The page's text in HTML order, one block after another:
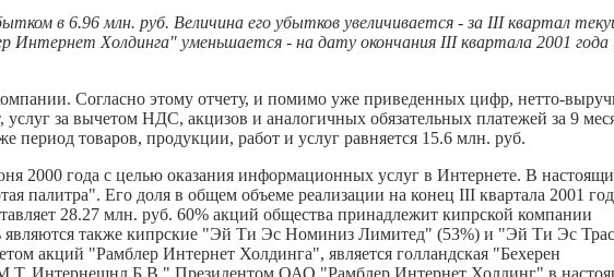
в 6.96 млн. руб. Величина его убытков увеличивается - за III квартал
Интернет Холдинга" уменьшается - на дату окончания III квартала 2001 года
Согласно этому отчету, и помимо уже приведенных цифр, нетто-
за вычетом НДС, акцизов и аналогичных обязательных платежей за 9
период товаров, продукции, работ и услуг равняется 15.6 млн. руб.
2000 года с целью оказания информационных услуг в Интернете. В
палитра". Его доля в общем объеме реализации на конец III квартала 2001
28.27 млн. руб. 60% акций общества принадлежит кипрской компании
также кипрские "Эй Ти Эс Номиниз Лимитед" (53%) и "Эй Ти Эс
акций "Рамблер Интернет Холдинга", является голландская "Бехерен